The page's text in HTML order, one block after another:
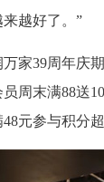
越好了。”
39周年庆期
周末满88送
元参与积分超